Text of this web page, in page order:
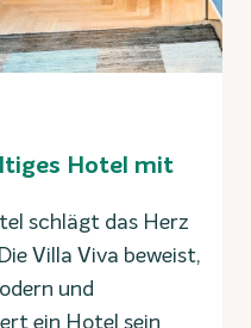
Hotel mit
schlägt das Herz
Villa Viva beweist,
und
ein Hotel sein